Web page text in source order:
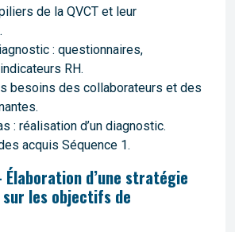
de la QVCT et leur
: questionnaires,
RH.
besoins des collaborateurs et des
: réalisation d’un diagnostic.
acquis Séquence 1.
Élaboration d’une stratégie
sur les objectifs de